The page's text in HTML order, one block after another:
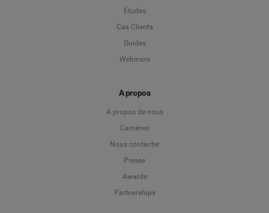
Études
Cas Clients
Guides
Webinars
A propos
A propos de nous
Carrières
Nous contacter
Presse
Awards
Partnerships